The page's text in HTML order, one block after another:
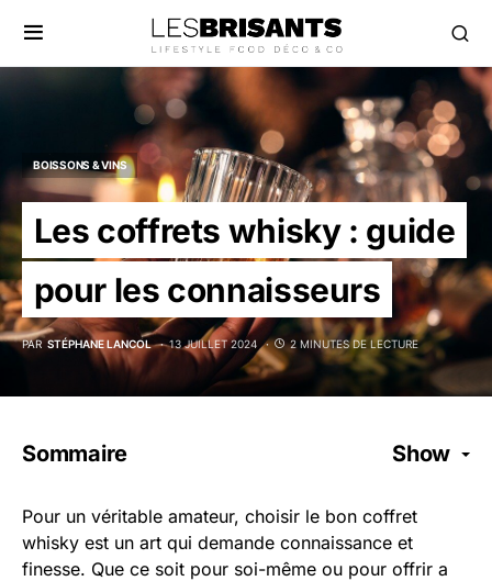
BOISSONS & VINS
Les coffrets whisky : guide
pour les connaisseurs
PAR STÉPHANE LANCOL 13 JUILLET 2024 2 MINUTES DE LECTURE
Sommaire Show
Pour un véritable amateur, choisir le bon coffret
whisky est un art qui demande connaissance et
finesse. Que ce soit pour soi-même ou pour offrir a